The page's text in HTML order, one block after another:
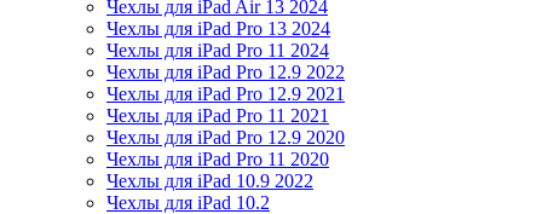
Чехлы для iPad Air 13 2024
Чехлы для iPad Pro 13 2024
Чехлы для iPad Pro 11 2024
Чехлы для iPad Pro 12.9 2022
Чехлы для iPad Pro 12.9 2021
Чехлы для iPad Pro 11 2021
Чехлы для iPad Pro 12.9 2020
Чехлы для iPad Pro 11 2020
Чехлы для iPad 10.9 2022
Чехлы для iPad 10.2